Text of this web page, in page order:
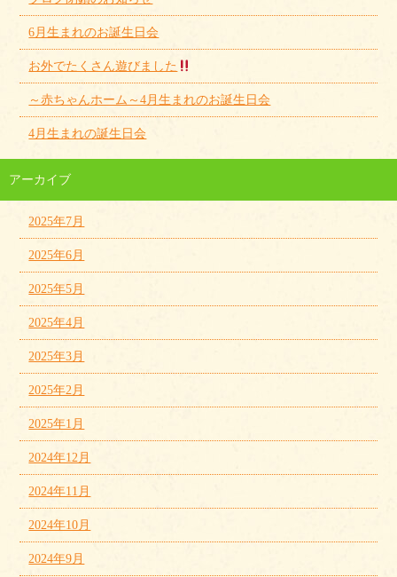
6月生まれのお誕生日会
お外でたくさん遊びました
～赤ちゃんホーム～4月生まれのお誕生日会
4月生まれの誕生日会
アーカイブ
2025年7月
2025年6月
2025年5月
2025年4月
2025年3月
2025年2月
2025年1月
2024年12月
2024年11月
2024年10月
2024年9月